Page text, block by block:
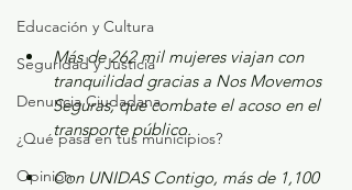
Educación y Cultura
Seguridad y Justicia
Denuncia Ciudadana
¿Qué pasa en tus municipios?
Opinión
Más de 262 mil mujeres viajan con
tranquilidad gracias a Nos Movemos
Seguras, que combate el acoso en el
transporte público.
Con UNIDAS Contigo, más de 1,100